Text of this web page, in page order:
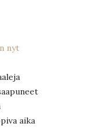
nyt
aika